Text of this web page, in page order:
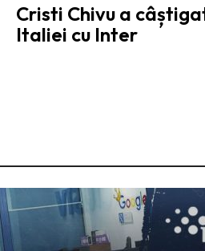
Cristi Chivu a
Italiei cu Inter